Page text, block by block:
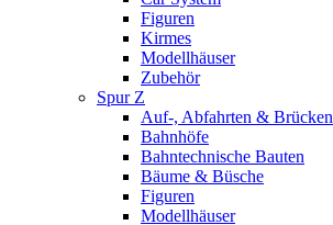
Figuren
Kirmes
Modellhäuser
Zubehör
Spur Z
Auf-, Abfahrten & Brücken
Bahnhöfe
Bahntechnische Bauten
Bäume & Büsche
Figuren
Modellhäuser